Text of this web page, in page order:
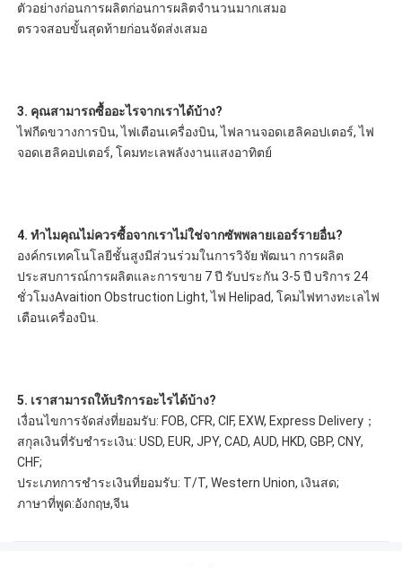
ตัวอย่างก่อนการผลิตก่อนการผลิตจำนวนมากเสมอ
ตรวจสอบขั้นสุดท้ายก่อนจัดส่งเสมอ
3. คุณสามารถซื้ออะไรจากเราได้บ้าง?
ไฟกีดขวางการบิน, ไฟเตือนเครื่องบิน, ไฟลานจอดเฮลิคอปเตอร์, ไฟ
จอดเฮลิคอปเตอร์, โคมทะเลพลังงานแสงอาทิตย์
4. ทำไมคุณไม่ควรซื้อจากเราไม่ใช่จากซัพพลายเออร์รายอื่น?
องค์กรเทคโนโลยีชั้นสูงมีส่วนร่วมในการวิจัย พัฒนา การผลิต
ประสบการณ์การผลิตและการขาย 7 ปี รับประกัน 3-5 ปี บริการ 24
ชั่วโมงAvaition Obstruction Light, ไฟ Helipad, โคมไฟทางทะเลไฟ
เตือนเครื่องบิน.
5. เราสามารถให้บริการอะไรได้บ้าง?
เงื่อนไขการจัดส่งที่ยอมรับ: FOB, CFR, CIF, EXW, Express Delivery；
สกุลเงินที่รับชำระเงิน: USD, EUR, JPY, CAD, AUD, HKD, GBP, CNY,
CHF;
ประเภทการชำระเงินที่ยอมรับ: T/T, Western Union, เงินสด;
ภาษาที่พูด:อังกฤษ,จีน